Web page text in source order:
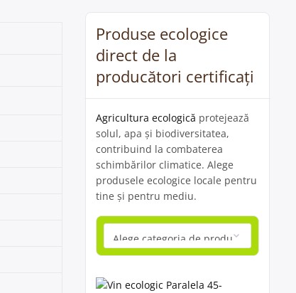
Produse ecologice
direct de la
producători certificați
Agricultura ecologică protejează
solul, apa și biodiversitatea,
contribuind la combaterea
schimbărilor climatice. Alege
produsele ecologice locale pentru
tine și pentru mediu.